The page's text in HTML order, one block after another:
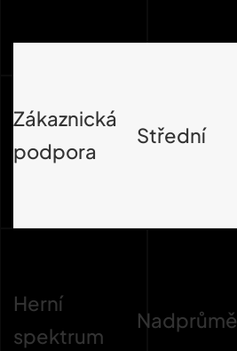
Zákaznická
podpora
Střední
Herní
spektrum